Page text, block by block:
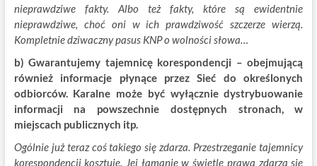
nieprawdziwe fakty. Albo też fakty, które są ewidentnie
nieprawdziwe, choć oni w ich prawdziwość szczerze wierzą.
Kompletnie dziwaczny pasus KNP o wolności słowa…
b) Gwarantujemy tajemnicę korespondencji – obejmującą
również informacje płynące przez Sieć do określonych
odbiorców. Karalne może być wyłącznie dystrybuowanie
informacji na powszechnie dostępnych stronach, w
miejscach publicznych itp.
Ogólnie już teraz coś takiego się zdarza. Przestrzeganie tajemnicy
korespondencji kosztuje. Jej łamanie w świetle prawa zdarza się